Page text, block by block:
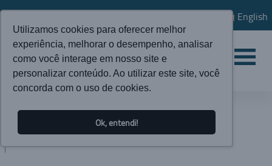
Utilizamos cookies para oferecer melhor
experiência, melhorar o desempenho, analisar
como você interage em nosso site e
personalizar conteúdo. Ao utilizar este site, você
concorda com o uso de cookies.
Ok, entendi!
English
ATUALIDADES
BLOG